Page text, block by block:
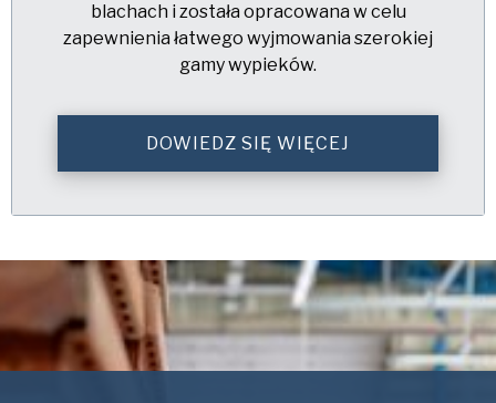
blachach i została opracowana w celu
zapewnienia łatwego wyjmowania szerokiej
gamy wypieków.
DOWIEDZ SIĘ WIĘCEJ